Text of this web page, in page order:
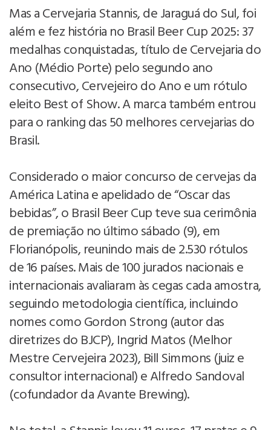
Mas a Cervejaria Stannis, de Jaraguá do Sul, foi
além e fez história no Brasil Beer Cup 2025: 37
medalhas conquistadas, título de Cervejaria do
Ano (Médio Porte) pelo segundo ano
consecutivo, Cervejeiro do Ano e um rótulo
eleito Best of Show. A marca também entrou
para o ranking das 50 melhores cervejarias do
Brasil.
Considerado o maior concurso de cervejas da
América Latina e apelidado de “Oscar das
bebidas”, o Brasil Beer Cup teve sua cerimônia
de premiação no último sábado (9), em
Florianópolis, reunindo mais de 2.530 rótulos
de 16 países. Mais de 100 jurados nacionais e
internacionais avaliaram às cegas cada amostra,
seguindo metodologia científica, incluindo
nomes como Gordon Strong (autor das
diretrizes do BJCP), Ingrid Matos (Melhor
Mestre Cervejeira 2023), Bill Simmons (juiz e
consultor internacional) e Alfredo Sandoval
(cofundador da Avante Brewing).